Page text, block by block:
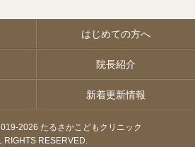
はじめての方へ
院長紹介
新着更新情報
2026 たるさかこどもクリニック
RIGHTS RESERVED.